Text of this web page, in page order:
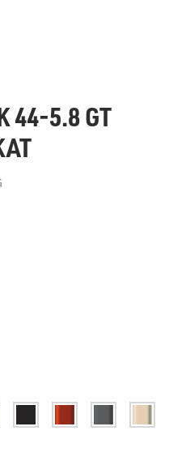
44-5.8 GT